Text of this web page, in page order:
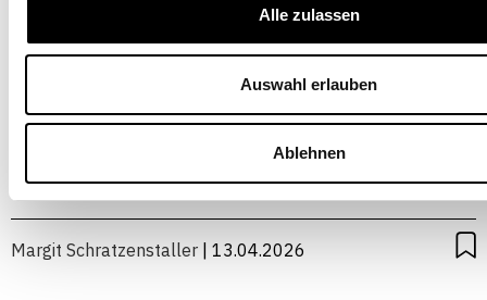
Alle zulassen
Auswahl erlauben
Ablehnen
L’Autriche doit faire des
économies
FINANCE / FISCALITÉ
INTERNATIONAL
UNION EUROPÉENNE
Margit Schratzenstaller | 13.04.2026